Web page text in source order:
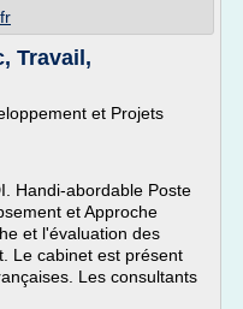
Travail,
et Projets
Handi-abordable Poste
et Approche
et l'évaluation des
Le cabinet est présent
Les consultants